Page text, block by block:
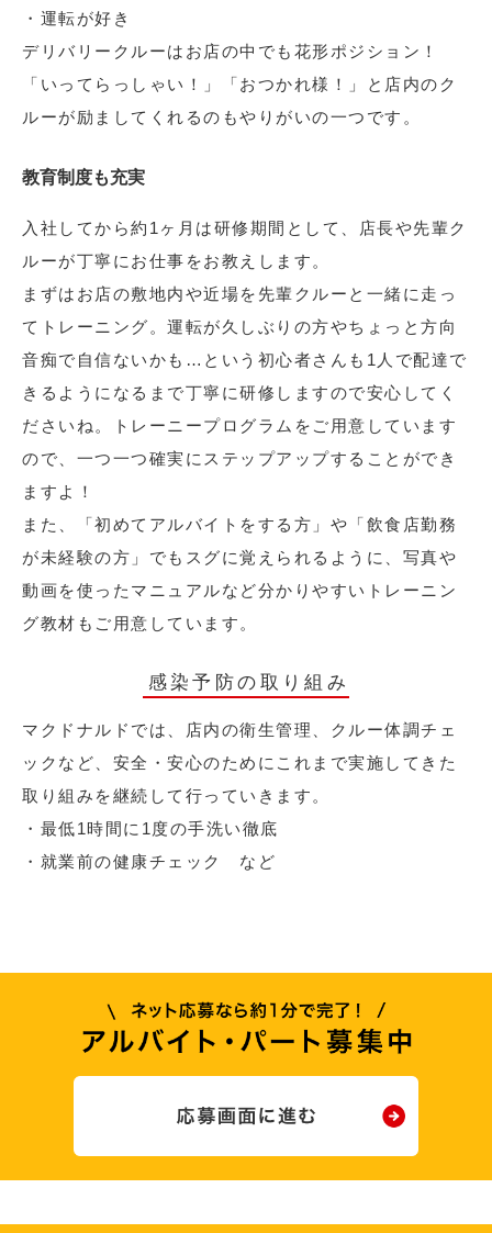
・運転が好き
デリバリークルーはお店の中でも花形ポジション！
「いってらっしゃい！」「おつかれ様！」と店内のク
ルーが励ましてくれるのもやりがいの一つです。
教育制度も充実
入社してから約1ヶ月は研修期間として、店長や先輩ク
ルーが丁寧にお仕事をお教えします。
まずはお店の敷地内や近場を先輩クルーと一緒に走っ
てトレーニング。運転が久しぶりの方やちょっと方向
音痴で自信ないかも…という初心者さんも1人で配達で
きるようになるまで丁寧に研修しますので安心してく
ださいね。トレーニープログラムをご用意しています
ので、一つ一つ確実にステップアップすることができ
ますよ！
また、「初めてアルバイトをする方」や「飲食店勤務
が未経験の方」でもスグに覚えられるように、写真や
動画を使ったマニュアルなど分かりやすいトレーニン
グ教材もご用意しています。
感染予防の取り組み
マクドナルドでは、店内の衛生管理、クルー体調チェ
ックなど、安全・安心のためにこれまで実施してきた
取り組みを継続して行っていきます。
・最低1時間に1度の手洗い徹底
・就業前の健康チェック など